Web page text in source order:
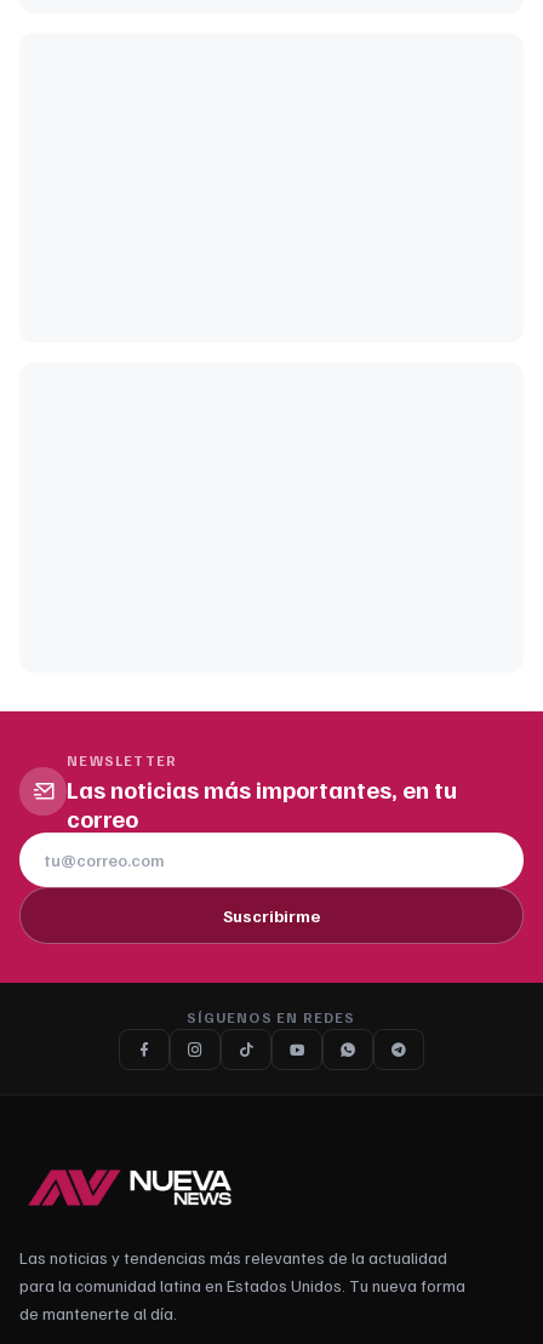
NEWSLETTER
Las noticias más importantes, en tu
correo
Suscribirme
SÍGUENOS EN REDES
Las noticias y tendencias más relevantes de la actualidad
para la comunidad latina en Estados Unidos. Tu nueva forma
de mantenerte al día.